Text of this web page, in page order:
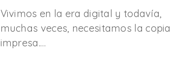
Vivimos en la era digital y todavía,
muchas veces, necesitamos la copia
impresa.…